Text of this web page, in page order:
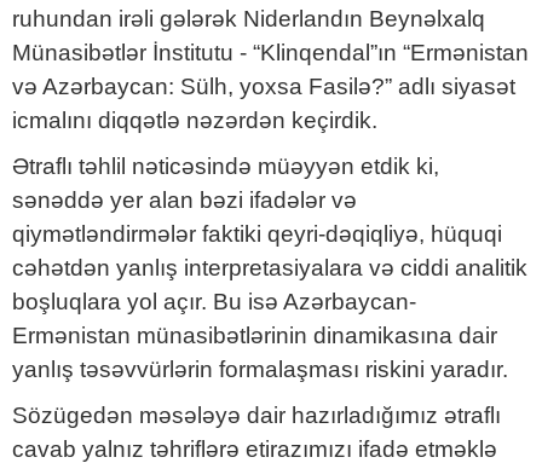
ruhundan irəli gələrək Niderlandın Beynəlxalq
Münasibətlər İnstitutu - “Klinqendal”ın “Ermənistan
və Azərbaycan: Sülh, yoxsa Fasilə?” adlı siyasət
icmalını diqqətlə nəzərdən keçirdik.
Ətraflı təhlil nəticəsində müəyyən etdik ki,
sənəddə yer alan bəzi ifadələr və
qiymətləndirmələr faktiki qeyri-dəqiqliyə, hüquqi
cəhətdən yanlış interpretasiyalara və ciddi analitik
boşluqlara yol açır. Bu isə Azərbaycan-
Ermənistan münasibətlərinin dinamikasına dair
yanlış təsəvvürlərin formalaşması riskini yaradır.
Sözügedən məsələyə dair hazırladığımız ətraflı
cavab yalnız təhriflərə etirazımızı ifadə etməklə